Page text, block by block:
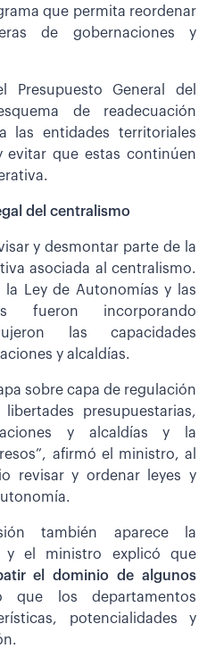
que permita reordenar
de gobernaciones y
General del
de readecuación
las entidades territoriales
evitar que estas continúen
del centralismo
y desmontar parte de la
asociada al centralismo.
la Ley de Autonomías y las
fueron incorporando
las capacidades
y alcaldías.
sobre capa de regulación
presupuestarias,
y alcaldías y la
afirmó el ministro, al
revisar y ordenar leyes y
también aparece la
y el ministro explicó que
el dominio de algunos
que los departamentos
potencialidades y